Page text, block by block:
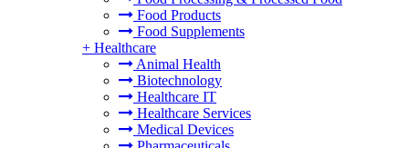
Food Products
Food Supplements
+ Healthcare
Animal Health
Biotechnology
Healthcare IT
Healthcare Services
Medical Devices